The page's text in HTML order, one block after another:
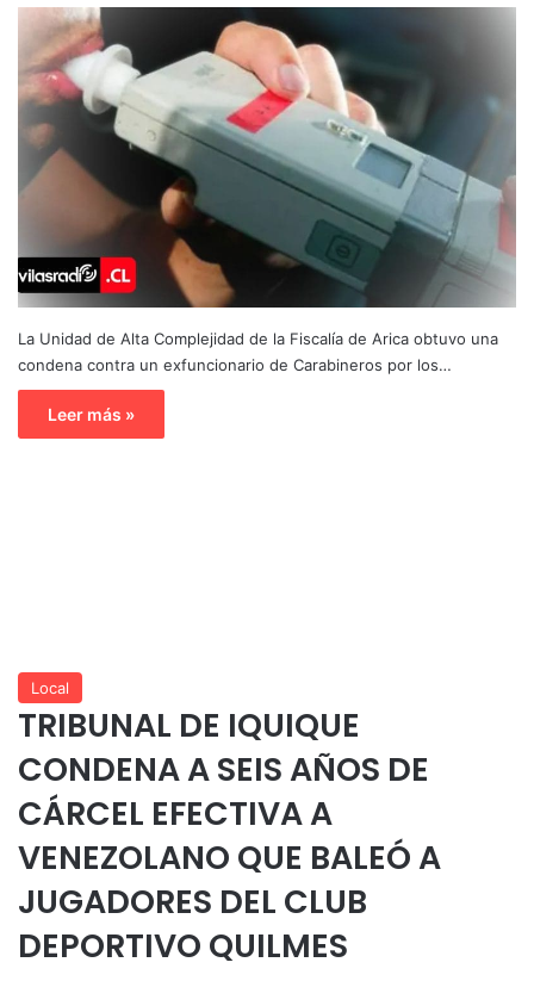
La Unidad de Alta Complejidad de la Fiscalía de Arica obtuvo una
condena contra un exfuncionario de Carabineros por los…
Leer más »
Local
TRIBUNAL DE IQUIQUE
CONDENA A SEIS AÑOS DE
CÁRCEL EFECTIVA A
VENEZOLANO QUE BALEÓ A
JUGADORES DEL CLUB
DEPORTIVO QUILMES